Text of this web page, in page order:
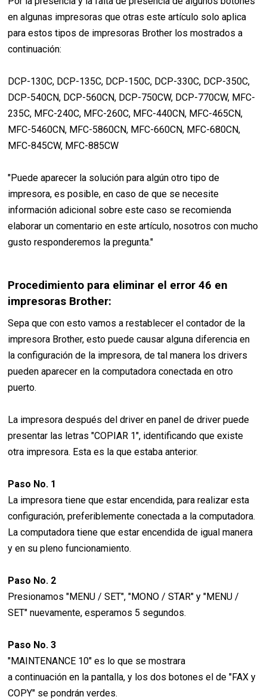
en algunas impresoras que otras este artículo solo aplica
para estos tipos de impresoras Brother los mostrados a
continuación:
DCP-130C, DCP-135C, DCP-150C, DCP-330C, DCP-350C,
DCP-540CN, DCP-560CN, DCP-750CW, DCP-770CW, MFC-
235C, MFC-240C, MFC-260C, MFC-440CN, MFC-465CN,
MFC-5460CN, MFC-5860CN, MFC-660CN, MFC-680CN,
MFC-845CW, MFC-885CW
"Puede aparecer la solución para algún otro tipo de
impresora, es posible, en caso de que se necesite
información adicional sobre este caso se recomienda
elaborar un comentario en este artículo, nosotros con mucho
gusto responderemos la pregunta."
Procedimiento para eliminar el error 46 en
impresoras Brother:
Sepa que con esto vamos a restablecer el contador de la
impresora Brother, esto puede causar alguna diferencia en
la configuración de la impresora, de tal manera los drivers
pueden aparecer en la computadora conectada en otro
puerto.
La impresora después del driver en panel de driver puede
presentar las letras "COPIAR 1", identificando que existe
otra impresora. Esta es la que estaba anterior.
Paso No. 1
La impresora tiene que estar encendida, para realizar esta
configuración, preferiblemente conectada a la computadora.
La computadora tiene que estar encendida de igual manera
y en su pleno funcionamiento.
Paso No. 2
Presionamos "MENU / SET", "MONO / STAR" y "MENU /
SET" nuevamente, esperamos 5 segundos.
Paso No. 3
"MAINTENANCE 10" es lo que se mostrara
a continuación en la pantalla, y los dos botones el de "FAX y
COPY" se pondrán verdes.